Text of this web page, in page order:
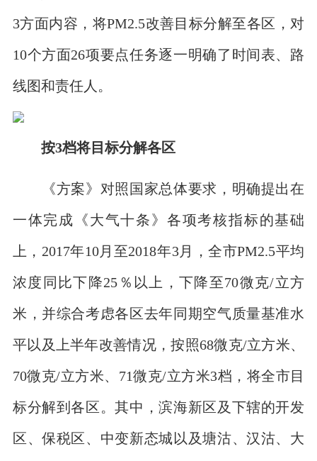
3方面内容，将PM2.5改善目标分解至各区，对
10个方面26项要点任务逐一明确了时间表、路
线图和责任人。
按3档将目标分解各区
《方案》对照国家总体要求，明确提出在
一体完成《大气十条》各项考核指标的基础
上，2017年10月至2018年3月，全市PM2.5平均
浓度同比下降25％以上，下降至70微克/立方
米，并综合考虑各区去年同期空气质量基准水
平以及上半年改善情况，按照68微克/立方米、
70微克/立方米、71微克/立方米3档，将全市目
标分解到各区。其中，滨海新区及下辖的开发
区、保税区、中变新态城以及塘沽、汉沽、大